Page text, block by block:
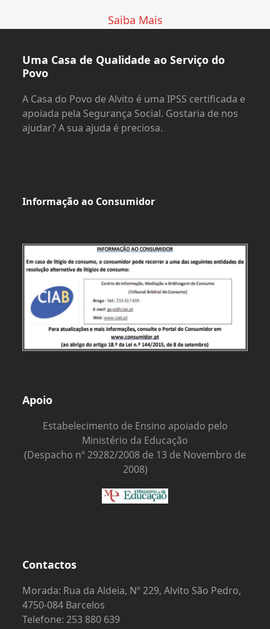
Saiba Mais
Uma Casa de Qualidade ao Serviço do
Povo
A Casa do Povo de Alvito é uma IPSS certificada e
apoiada pela Segurança Social. Gostaria de nos
ajudar? A sua ajuda é preciosa.
Informação ao Consumidor
Apoio
Estabelecimento de Ensino apoiado pelo
Ministério da Educação
(Despacho nº 29282/2008 de 13 de Novembro de
2008)
Contactos
Morada: Rua da Aldeia, Nº 229, Alvito São Pedro,
4750-084 Barcelos
Telefone: 253 880 639